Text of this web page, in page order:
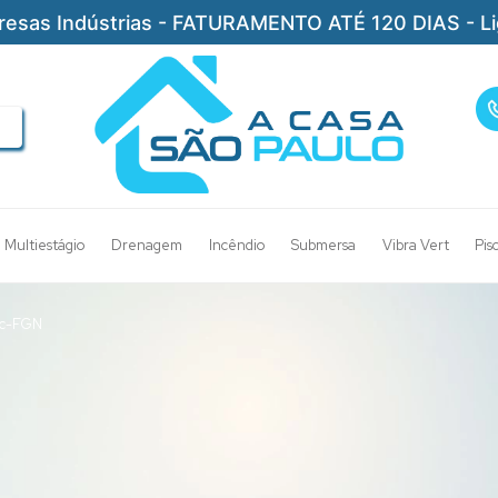
Indústrias - FATURAMENTO ATÉ 120 DIAS -
Multiestágio Drenagem Incêndio Submersa Vibra Vert
FGN